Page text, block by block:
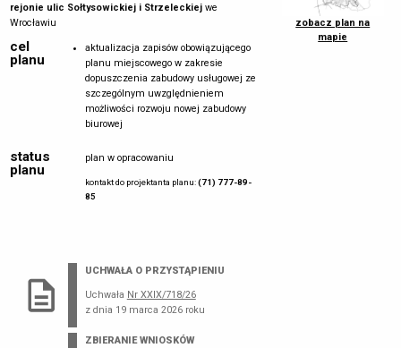
rejonie ulic Sołtysowickiej i Strzeleckiej we
Wrocławiu
cel
planu
aktualizacja zapisów obowiązującego
planu miejscowego w zakresie
dopuszczenia zabudowy usługowej ze
szczególnym uwzględnieniem
możliwości rozwoju nowej zabudowy
biurowej
status
planu
plan w opracowaniu
kontakt do projektanta planu:(71) 777-89-
85
zobacz plan na
mapie
UCHWAŁA O PRZYSTĄPIENIU
Uchwała Nr XXIX/718/26
z dnia 19 marca 2026 roku
ZBIERANIE WNIOSKÓW